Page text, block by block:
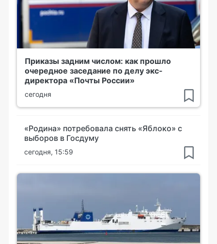
Приказы задним числом: как прошло
очередное заседание по делу экс-
директора «Почты России»
сегодня
«Родина» потребовала снять «Яблоко» с
выборов в Госдуму
сегодня, 15:59